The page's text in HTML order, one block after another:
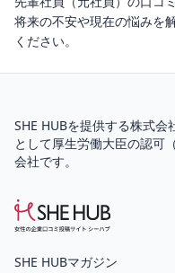
将来の不安や現在の悩みを
ください。
SHE HUBを提供する株式会
として厚生労働大臣の認可（
会社です。
SHE HUBマガジン